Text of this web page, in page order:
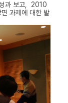
과 보고, 2010
과제에 대한 발